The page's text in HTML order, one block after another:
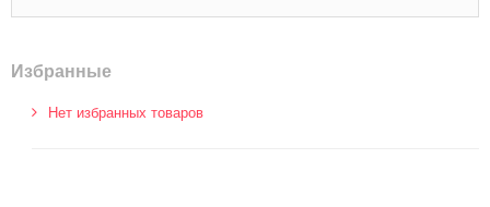
Избранные
Нет избранных товаров